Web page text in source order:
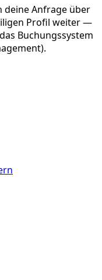
deine Anfrage über
Profil weiter —
Buchungssystem